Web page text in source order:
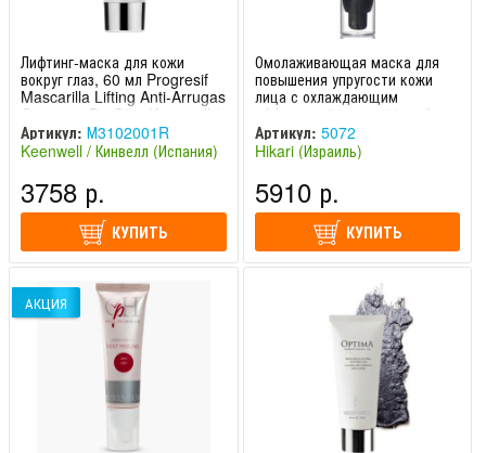
Лифтинг-маска для кожи
вокруг глаз, 60 мл Progresif
Mascarilla Lifting Anti-Arrugas
Contorno De Ojos Keenwell /
Кинвелл
Артикул: М3102001R
Keenwell / Кинвелл (Испания)
3758 р.
КУПИТЬ
Омолаживающая маска для
повышения упругости кожи
лица с охлаждающим
эффектом 50 мл, 100 мл Ice
Age Mask Hikari / Хикари
Артикул: 5072
Hikari (Израиль)
5910 р.
КУПИТЬ
АКЦИЯ